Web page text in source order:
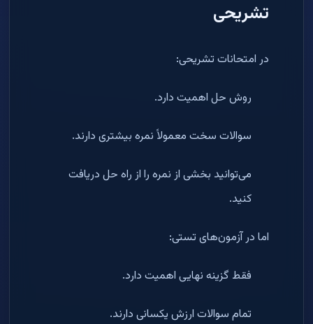
تشریحی
در امتحانات تشریحی:
روش حل اهمیت دارد.
سوالات سخت معمولاً نمره بیشتری دارند.
می‌توانید بخشی از نمره را از راه حل دریافت
کنید.
اما در آزمون‌های تستی:
فقط گزینه نهایی اهمیت دارد.
تمام سوالات ارزش یکسانی دارند.